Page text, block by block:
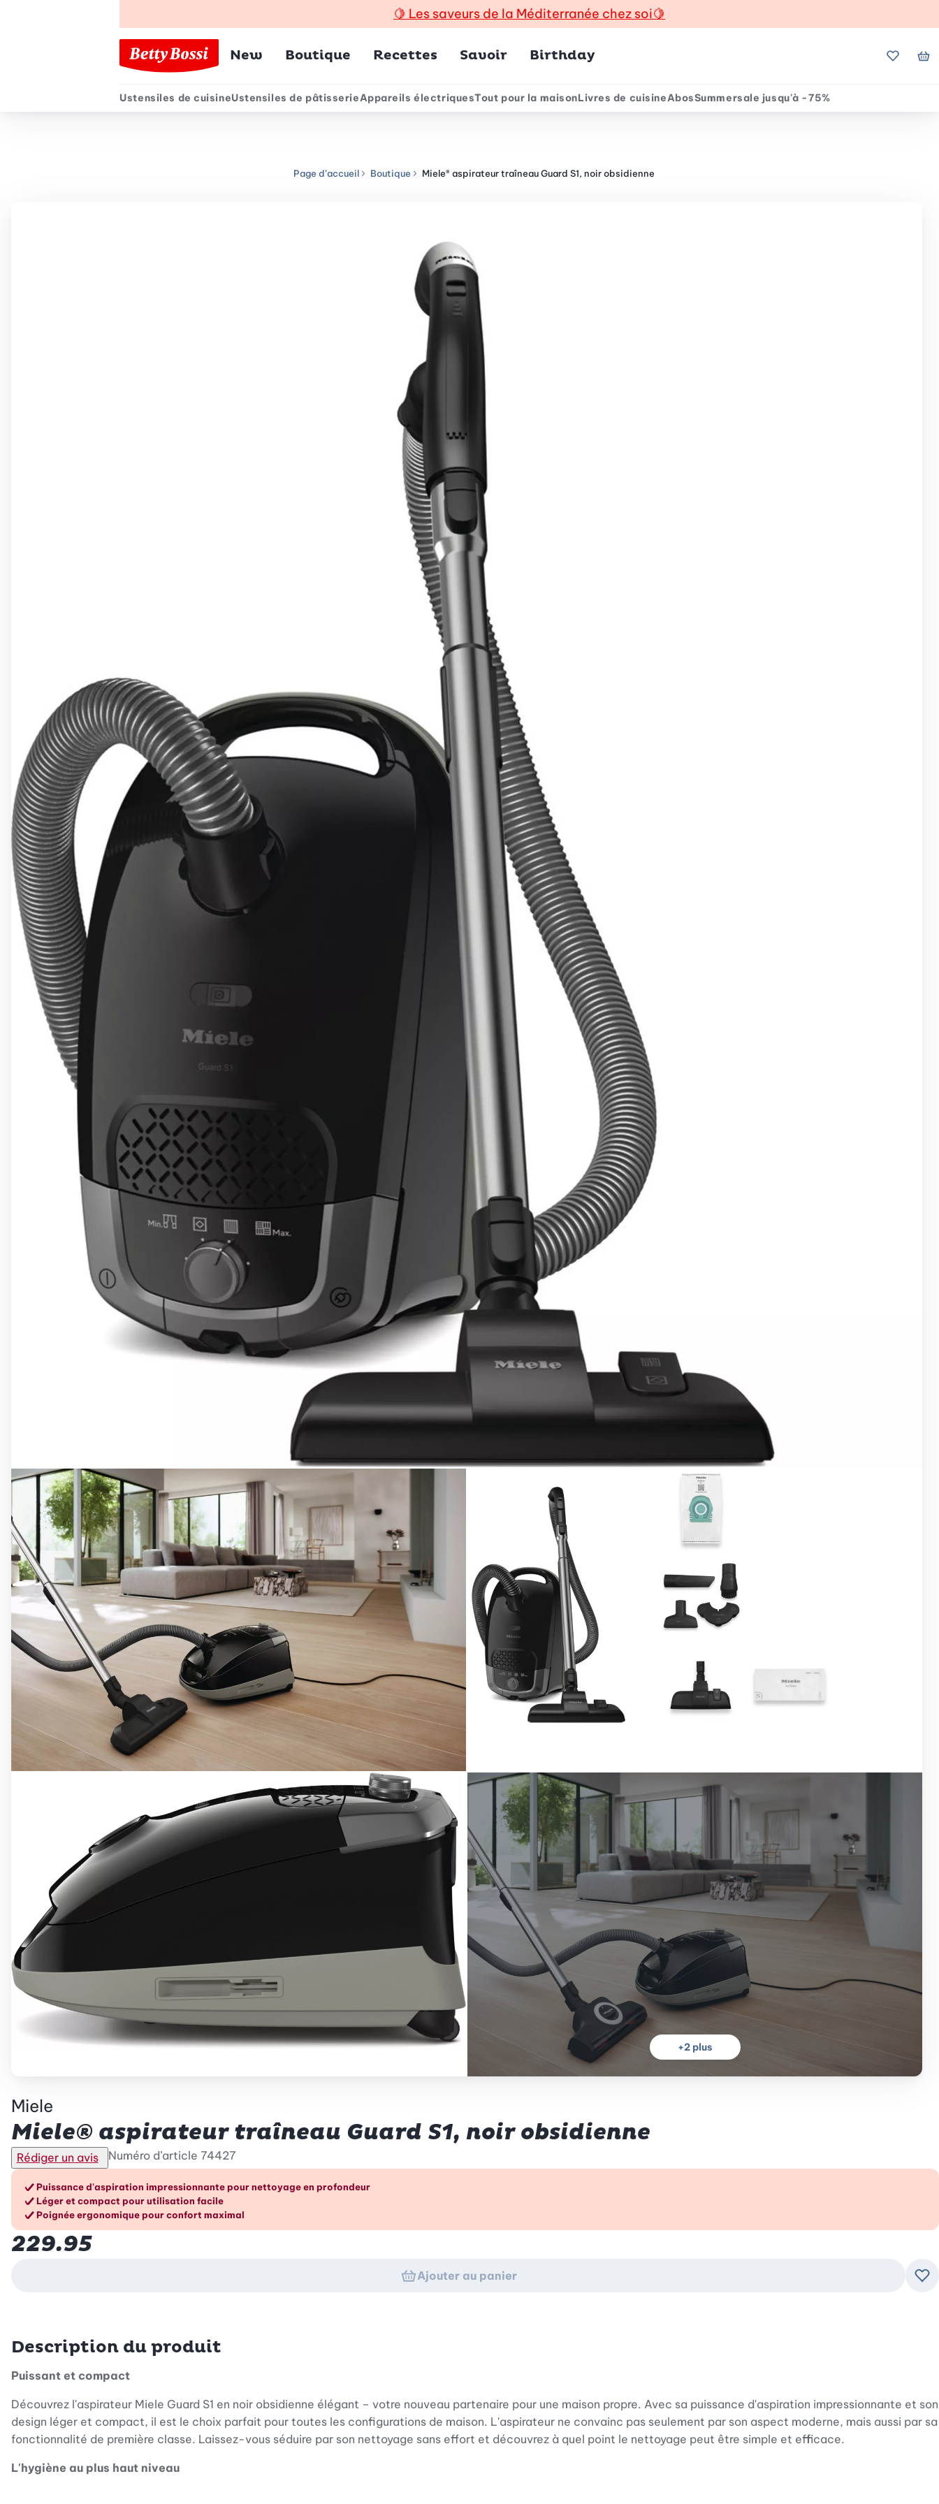
🍋 Les saveurs de la Méditerranée chez soi🍋
Menu principal
New Boutique Recettes Savoir Birthday Mes
Menu secondaire
Ustensiles de cuisineUstensiles de pâtisserieAppareils électriquesTout pour la maisonLivres de cuisineAbosSummersale jusqu'à -75%
Page d’accueil Boutique Miele® aspirateur traîneau Guard S1, noir obsidienne
+2 plus
Miele
Miele® aspirateur traîneau Guard S1, noir obsidienne
Rédiger un avis Numéro d’article 74427
Les avantages en un coup d’œil
Puissance d'aspiration impressionnante pour nettoyage en profondeur
Léger et compact pour utilisation facile
Poignée ergonomique pour confort maximal
229.95
Ajouter au panier
Description du produit
Puissant et compact
Découvrez l'aspirateur Miele Guard S1 en noir obsidienne élégant – votre nouveau partenaire pour une maison propre. Avec sa puissance d'aspiration impressionnante et son
design léger et compact, il est le choix parfait pour toutes les configurations de maison. L'aspirateur ne convainc pas seulement par son aspect moderne, mais aussi par sa
fonctionnalité de première classe. Laissez-vous séduire par son nettoyage sans effort et découvrez à quel point le nettoyage peut être simple et efficace.
L'hygiène au plus haut niveau